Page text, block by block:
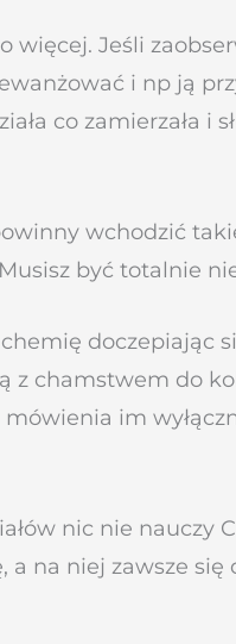
Jeśli
i np ją
co zamierzała i
wchodzić
być totalnie
doczepiając
z chamstwem do
im
nic nie nauczy
na niej zawsze